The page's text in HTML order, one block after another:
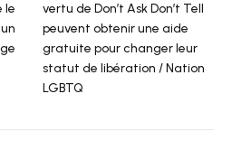
le
vertu de Don’t Ask Don’t Tell
peuvent obtenir une aide
gratuite pour changer leur
statut de libération / Nation
LGBTQ